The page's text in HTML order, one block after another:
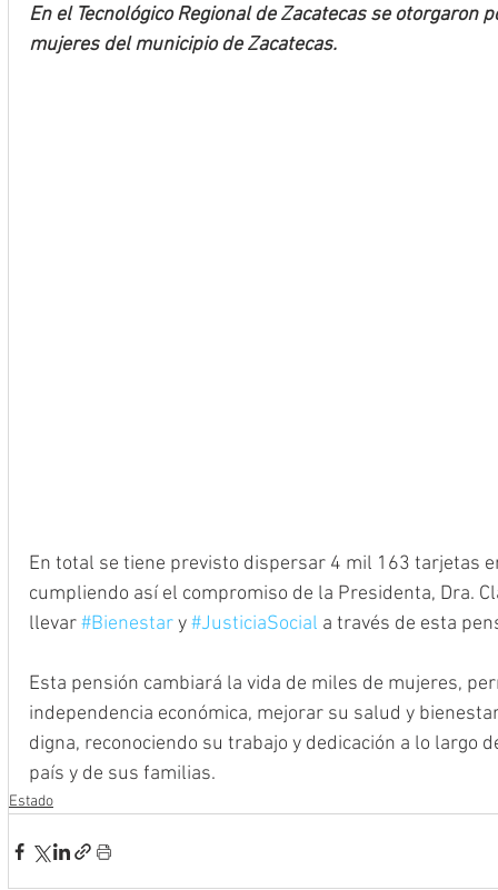
En el Tecnológico Regional de Zacatecas se otorgaron
mujeres del municipio de Zacatecas.
En total se tiene previsto dispersar 4 mil 163 tarjetas
cumpliendo así el compromiso de la Presidenta, Dra.
llevar #Bienestar y #JusticiaSocial a través de esta
Esta pensión cambiará la vida de miles de mujeres,
independencia económica, mejorar su salud y
digna, reconociendo su trabajo y dedicación a lo largo
país y de sus familias.
Estado